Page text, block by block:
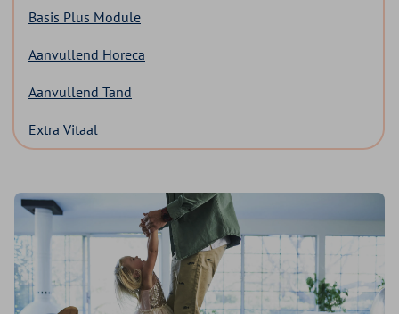
Basis Plus Module
Aanvullend Horeca
Aanvullend Tand
Extra Vitaal